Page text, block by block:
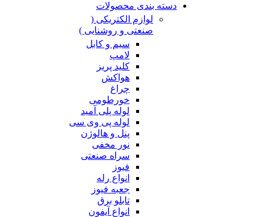
دسته بندی محصولات
لوازم الکتریکی (
صنعتی و روشنایی )
سیم و کابل
لامپ
کلید پریز
هواکش
چراغ
خورطومی
لوله پلی آمید
لوله پی وی سی
پنل و هالوژن
نور مخفی
سراه صنعتی
فیوز
انواع رله
جعبه فیوز
تابلو برق
انواع آیفون